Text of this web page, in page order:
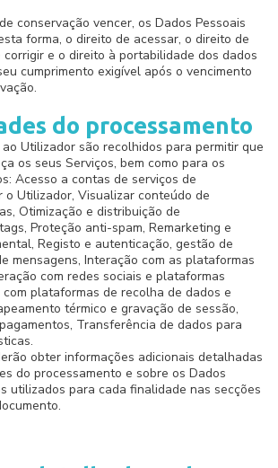
conservação vencer, os Dados Pessoais
forma, o direito de acessar, o direito de
corrigir e o direito à portabilidade dos dados
cumprimento exigível após o vencimento
do processamento
Utilizador são recolhidos para permitir que
os seus Serviços, bem como para os
Acesso a contas de serviços de
o Utilizador, Visualizar conteúdo de
Otimização e distribuição de
Proteção anti-spam, Remarketing e
Registo e autenticação, gestão de
mensagens, Interação com as plataformas
com redes sociais e plataformas
plataformas de recolha de dados e
térmico e gravação de sessão,
Transferência de dados para
obter informações adicionais detalhadas
do processamento e sobre os Dados
utilizados para cada finalidade nas secções